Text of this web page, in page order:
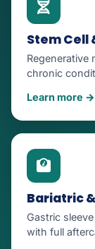
Stem Cell
Regenerative
chronic
Learn more →
Bariatric
Gastric
with full